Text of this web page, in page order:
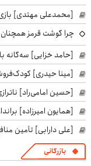
[محمدعلی مهتدی] بازی
چرا گوشت قرمز
[حامد خزایی] سه‌گانه
[مینا حیدری]
[حسین امامی‌راد]
[همایون امیرزاده]
[علی دارابی] تأمین
بازرگانی